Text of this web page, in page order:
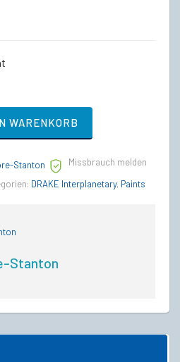
WARENKORB
Stanton
Missbrauch melden
DRAKE Interplanetary, Paints
Stanton